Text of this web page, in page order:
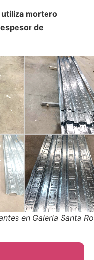
utiliza mortero
de
en Galeria Santa